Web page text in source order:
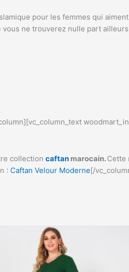
pour les femmes qui
ne trouverez nulle part
collection caftan marocain.Cette
: Caftan Velour Moderne[/
plusieurs